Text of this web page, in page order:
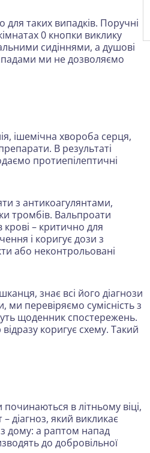
таких випадків. Поручні
0 кнопки виклику
сидіннями, а душові
ми не дозволяємо
ішемічна хвороба серця,
В результаті
протиепілептичні
з антикоагулянтами,
тромбів. Вальпроати
крові – критично для
і коригує дози з
або неконтрольовані
знає всі його діагнози
перевіряємо сумісність з
щоденник спостережень.
коригує схему. Такий
в літньому віці,
діагноз, який викликає
з дому: а раптом напад
до добровільної